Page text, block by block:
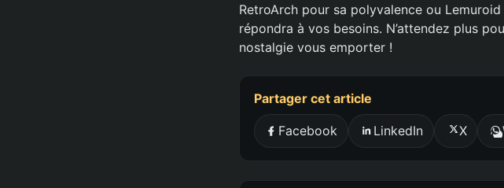
RetroArch pour sa polyvalence ou
répondra à vos besoins. N’attendez plus
nostalgie vous emporter !
Partager cet article
Facebook LinkedIn X